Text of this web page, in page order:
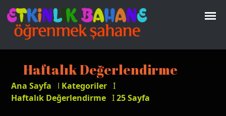
Haftalık Değerlendirme
Ana Sayfa I Kategoriler I
Haftalık Değerlendirme I25 Sayfa